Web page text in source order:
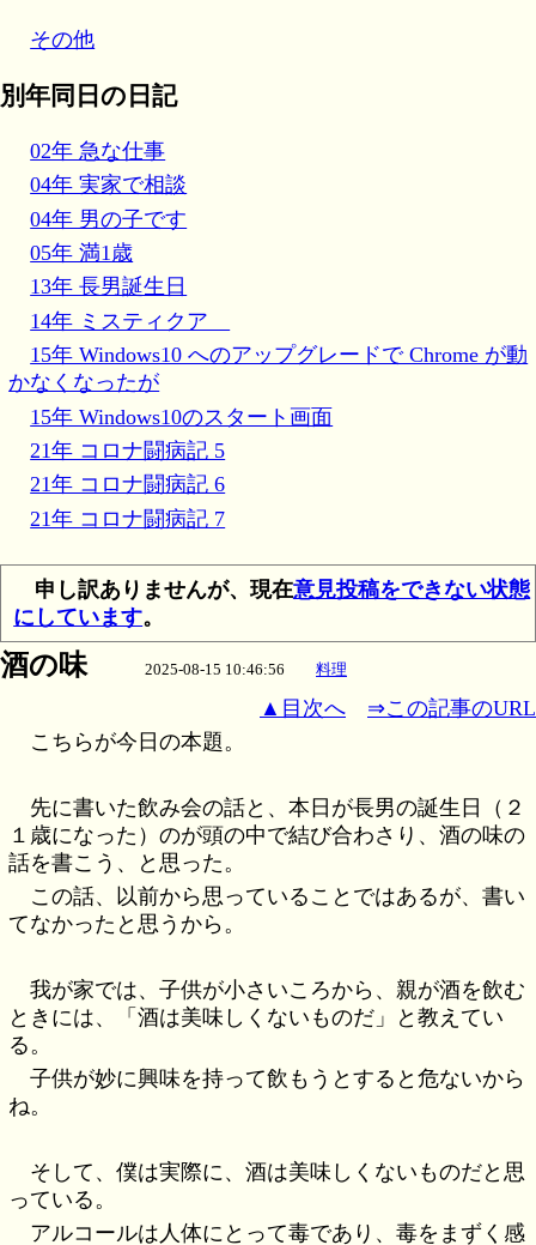
その他
別年同日の日記
02年 急な仕事
04年 実家で相談
04年 男の子です
05年 満1歳
13年 長男誕生日
14年 ミスティクア
15年 Windows10 へのアップグレードで Chrome が動
かなくなったが
15年 Windows10のスタート画面
21年 コロナ闘病記 5
21年 コロナ闘病記 6
21年 コロナ闘病記 7
申し訳ありませんが、現在意見投稿をできない状態
にしています。
酒の味 2025-08-15 10:46:56 料理
▲目次へ
⇒この記事のURL
こちらが今日の本題。
先に書いた飲み会の話と、本日が長男の誕生日（２
１歳になった）のが頭の中で結び合わさり、酒の味の
話を書こう、と思った。
この話、以前から思っていることではあるが、書い
てなかったと思うから。
我が家では、子供が小さいころから、親が酒を飲む
ときには、「酒は美味しくないものだ」と教えてい
る。
子供が妙に興味を持って飲もうとすると危ないから
ね。
そして、僕は実際に、酒は美味しくないものだと思
っている。
アルコールは人体にとって毒であり、毒をまずく感